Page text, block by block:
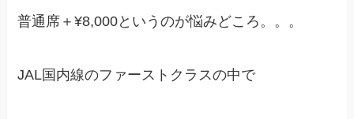
普通席＋¥8,000というのが悩みどころ。。。
JAL国内線のファーストクラスの中で